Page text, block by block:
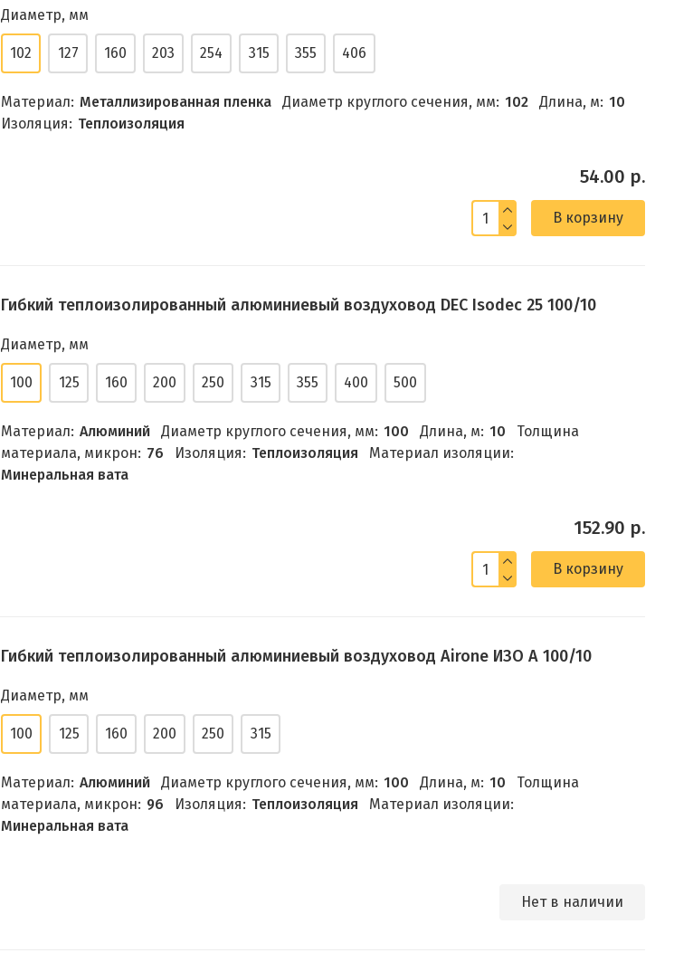
Диаметр, мм
102 127 160 203 254 315 355 406
Материал: Металлизированная пленка Диаметр круглого сечения, мм: 102 Длина, м: 10
Изоляция: Теплоизоляция
54.00 р.
В корзину
Гибкий теплоизолированный алюминиевый воздуховод DEC Isodec 25 100/10
Диаметр, мм
100 125 160 200 250 315 355 400 500
Материал: Алюминий Диаметр круглого сечения, мм: 100 Длина, м: 10
Толщина
материала, микрон: 76 Изоляция: Теплоизоляция
Материал изоляции:
Минеральная вата
152.90 р.
В корзину
Гибкий теплоизолированный алюминиевый воздуховод Airone ИЗО А 100/10
Диаметр, мм
100 125 160 200 250 315
Материал: Алюминий Диаметр круглого сечения, мм: 100 Длина, м: 10
Толщина
материала, микрон: 96 Изоляция: Теплоизоляция
Материал изоляции:
Минеральная вата
Нет в наличии